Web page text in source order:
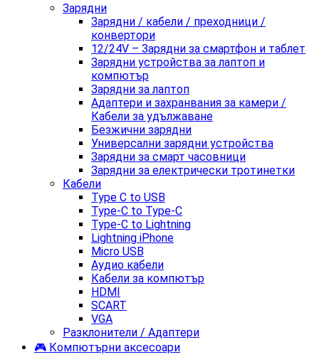
Зарядни
Зарядни / кабели / преходници /
конвертори
12/24V – Зарядни за смартфон и таблет
Зарядни устройства за лаптоп и
компютър
Зарядни за лаптоп
Адаптери и захранвания за камери /
Кабели за удължаване
Безжични зарядни
Универсални зарядни устройства
Зарядни за смарт часовници
Зарядни за електрически тротинетки
Кабели
Type C to USB
Type-C to Type-C
Type-C to Lightning
Lightning iPhone
Micro USB
Аудио кабели
Кабели за компютър
HDMI
SCART
VGA
Разклонители / Адаптери
🎮 Компютърни аксесоари